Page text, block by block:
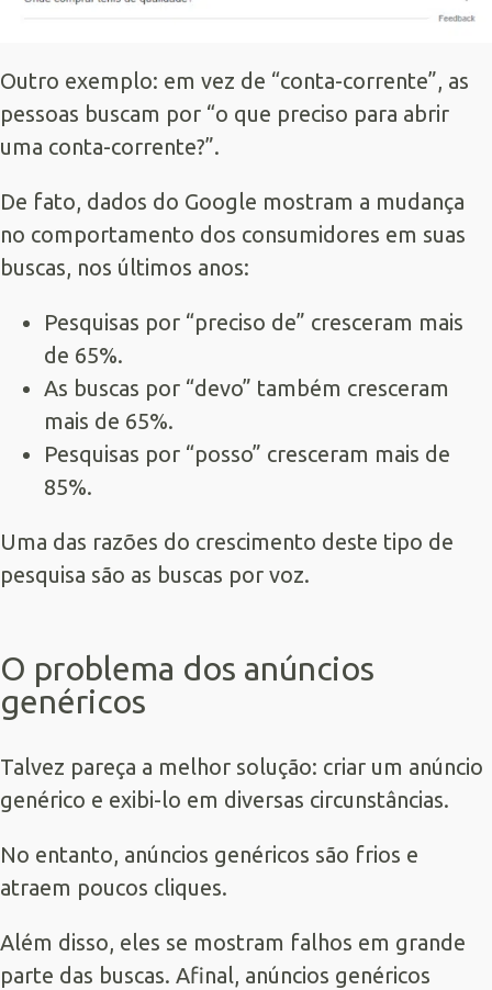
Outro exemplo: em vez de “conta-corrente”, as
pessoas buscam por “o que preciso para abrir
uma conta-corrente?”.
De fato, dados do Google mostram a mudança
no comportamento dos consumidores em suas
buscas, nos últimos anos:
Pesquisas por “preciso de” cresceram mais
de 65%.
As buscas por “devo” também cresceram
mais de 65%.
Pesquisas por “posso” cresceram mais de
85%.
Uma das razões do crescimento deste tipo de
pesquisa são as buscas por voz.
O problema dos anúncios
genéricos
Talvez pareça a melhor solução: criar um anúncio
genérico e exibi-lo em diversas circunstâncias.
No entanto, anúncios genéricos são frios e
atraem poucos cliques.
Além disso, eles se mostram falhos em grande
parte das buscas. Afinal, anúncios genéricos